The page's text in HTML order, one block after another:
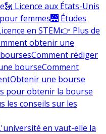
🗽 Licence aux États-Unis
femmes🌉 Études
en STEM👉 Plus de
obtenir une
Comment rédiger
bourseComment
Obtenir une bourse
pour obtenir la bourse
les conseils sur les
en vaut-elle la